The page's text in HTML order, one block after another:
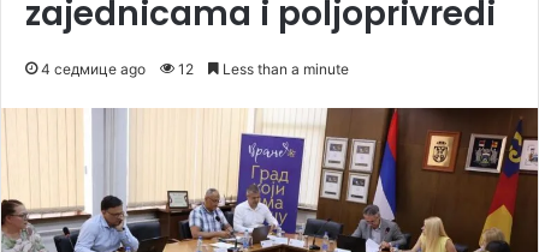
zajednicama i poljoprivredi
4 седмице ago 12 Less than a minute